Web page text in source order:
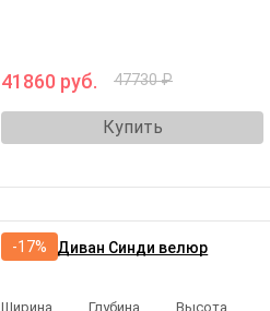
41860 руб. 47730 ₽
Купить
Диван Синди велюр
Ширина
Глубина
Высота
-17%